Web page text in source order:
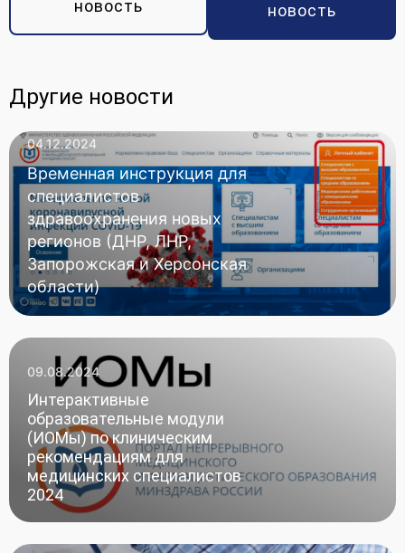
новость
новость
Другие новости
04.12.2024
Временная инструкция для
специалистов
здравоохранения новых
регионов (ДНР, ЛНР,
Запорожская и Херсонская
области)
09.08.2024
Интерактивные
образовательные модули
(ИОМы) по клиническим
рекомендациям для
медицинских специалистов
2024